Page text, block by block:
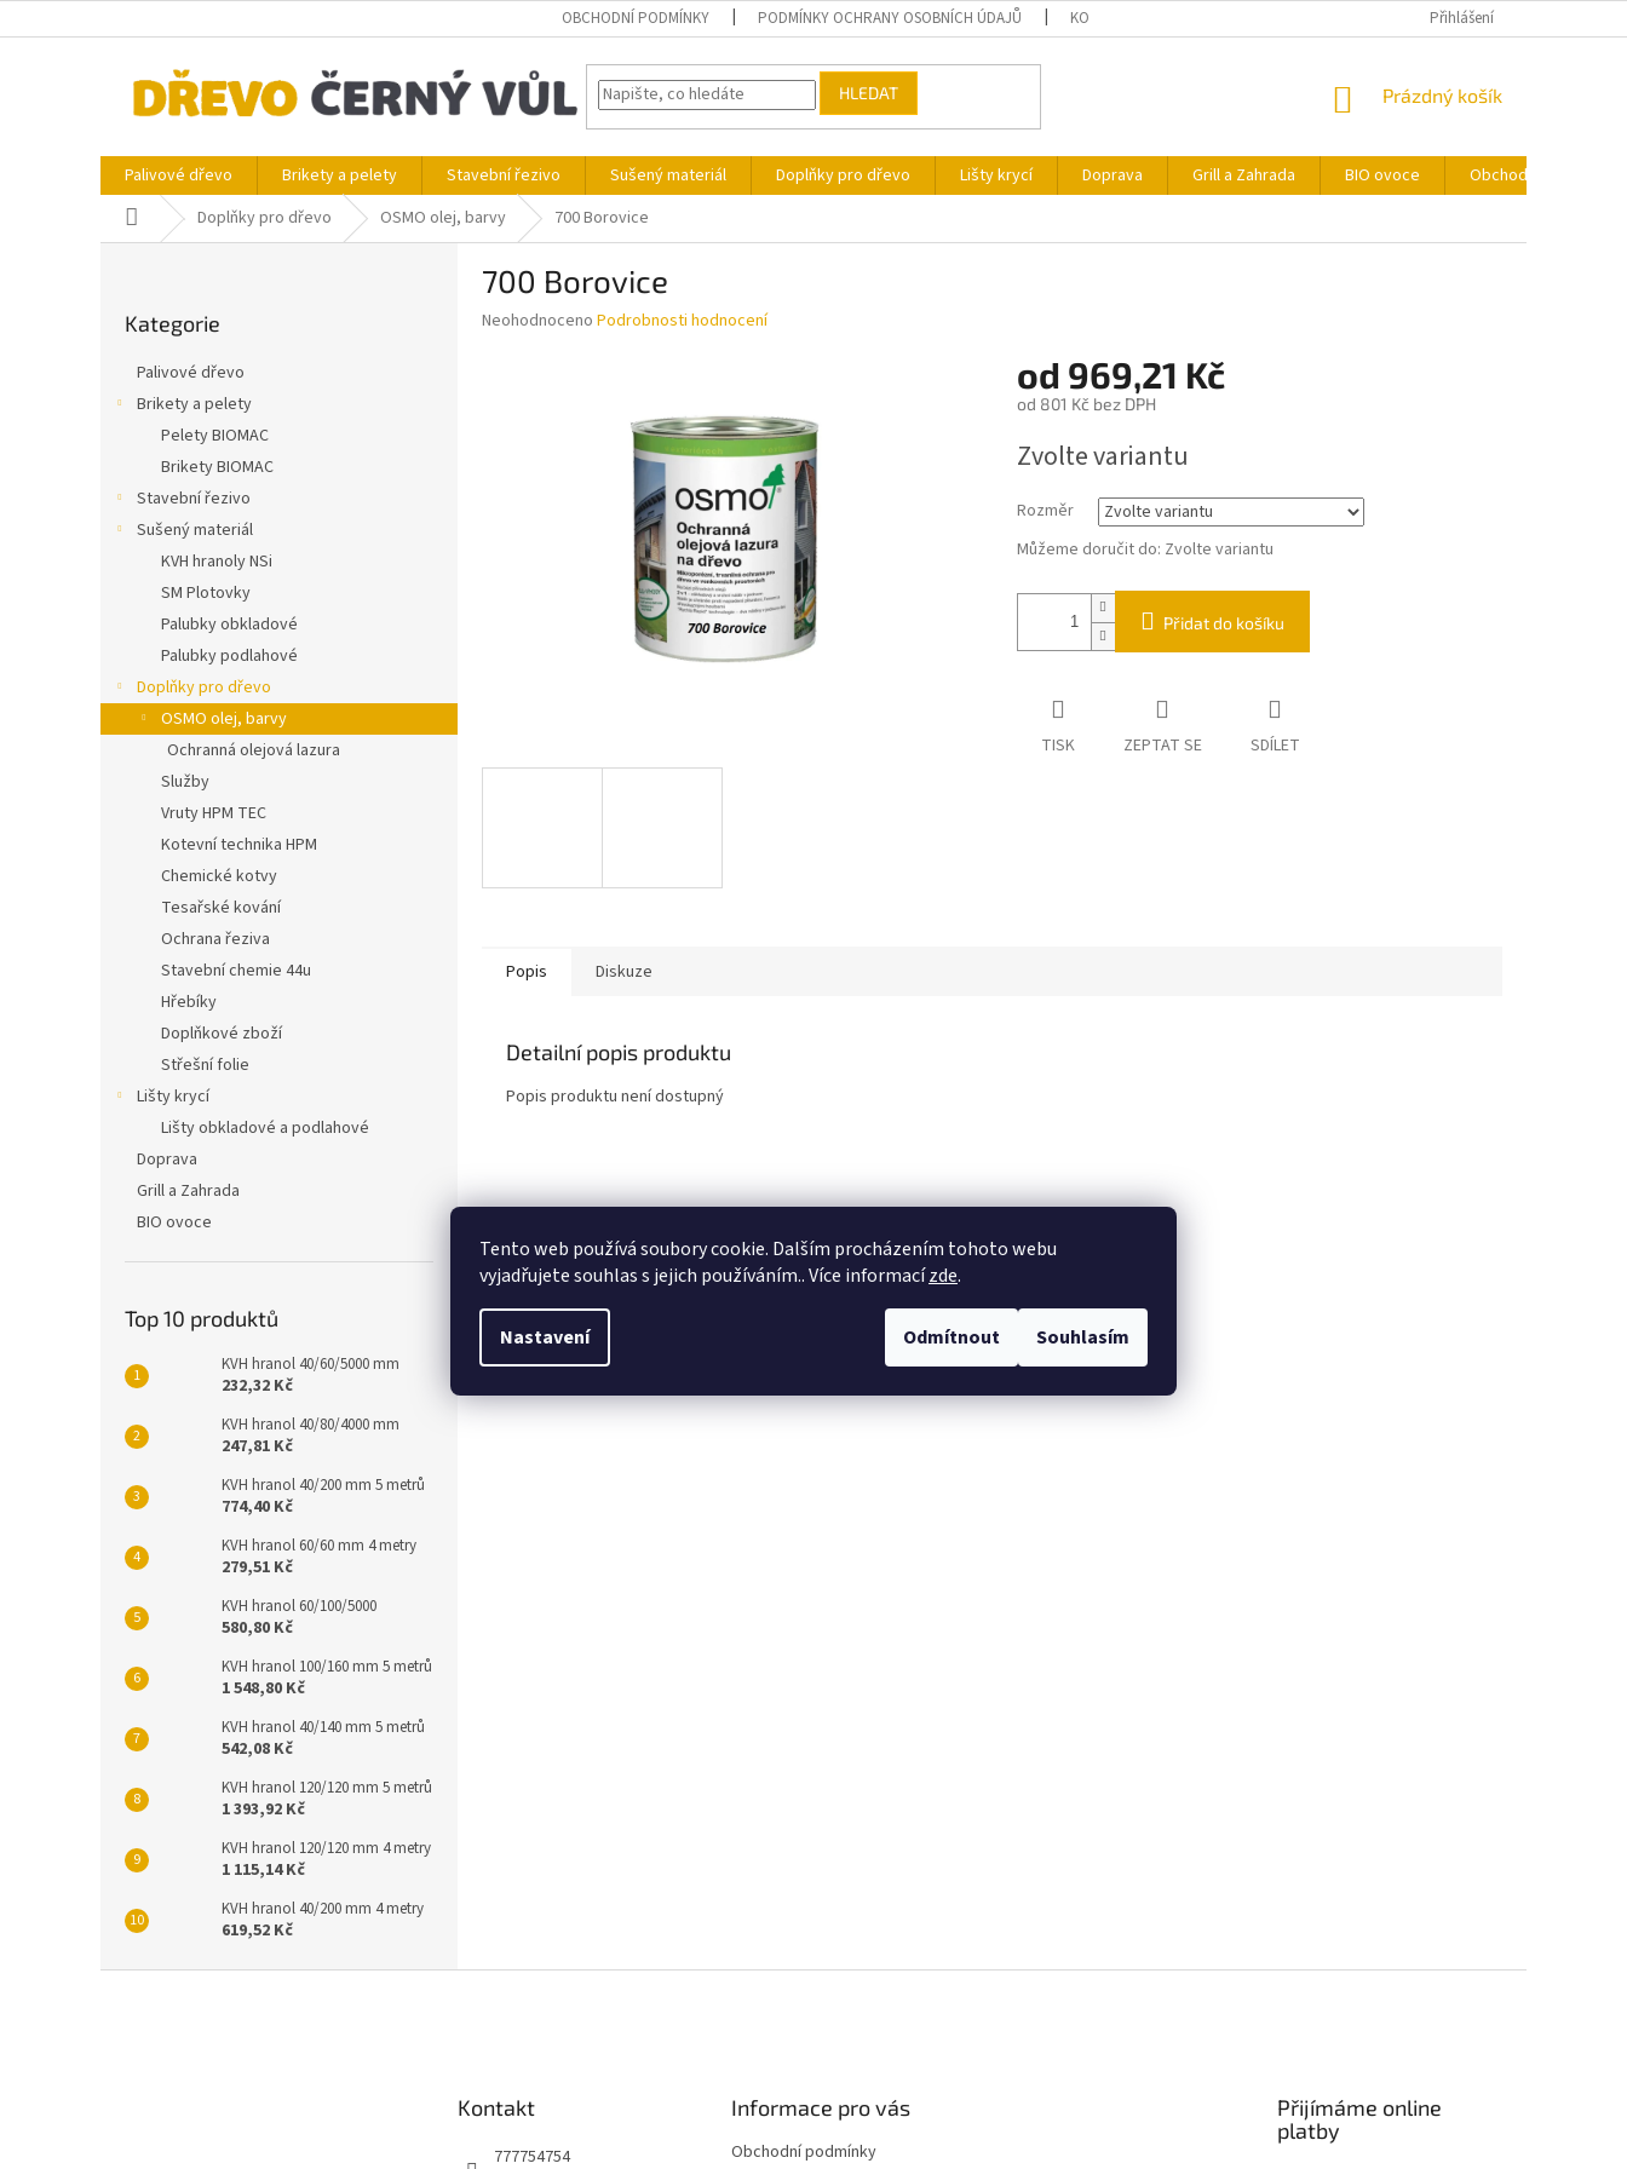
Tento web používá soubory cookie. Dalším procházením tohoto webu
vyjadřujete souhlas s jejich používáním.. Více informacízde.
Nastavení Odmítnout Souhlasím
na
OBCHODNÍ PODMÍNKY PODMÍNKY OCHRANY OSOBNÍCH ÚDAJŮ KONTAKTY FORMULÁŘ PRO ODSTOUPENÍ OD SMLOUVY
Přihlášení
HLEDAT
NÁKUPNÍ
Prázdný košík
Palivové dřevo Brikety a pelety Stavební řezivo Sušený materiál Doplňky pro dřevo Lišty krycí Doprava Grill a Zahrada BIO ovoce
Obchodní podmínky
Domů Doplňky pro dřevo OSMO olej, barvy 700 Borovice
kategorie
Kategorie
Palivové dřevo
Brikety a pelety
Pelety BIOMAC
Brikety BIOMAC
Stavební řezivo
Sušený materiál
KVH hranoly NSi
SM Plotovky
Palubky obkladové
Palubky podlahové
Doplňky pro dřevo
OSMO olej, barvy
Ochranná olejová lazura
Služby
Vruty HPM TEC
Kotevní technika HPM
Chemické kotvy
Tesařské kování
Ochrana řeziva
Stavební chemie 44u
Hřebíky
Doplňkové zboží
Střešní folie
Lišty krycí
Lišty obkladové a podlahové
Doprava
Grill a Zahrada
BIO ovoce
Top 10 produktů
KVH hranol 40/60/5000 mm
232,32 Kč
KVH hranol 40/80/4000 mm
247,81 Kč
KVH hranol 40/200 mm 5 metrů
774,40 Kč
KVH hranol 60/60 mm 4 metry
279,51 Kč
KVH hranol 60/100/5000
580,80 Kč
KVH hranol 100/160 mm 5 metrů
1 548,80 Kč
KVH hranol 40/140 mm 5 metrů
542,08 Kč
KVH hranol 120/120 mm 5 metrů
1 393,92 Kč
KVH hranol 120/120 mm 4 metry
1 115,14 Kč
KVH hranol 40/200 mm 4 metry
619,52 Kč
700 Borovice
Průměrné
Neohodnoceno Podrobnosti hodnocení
od 969,21 Kč
od 801 Kčbez DPH
cena:
Zvolte variantu
Rozměr
Můžeme doručit do: Zvolte variantu
Přidat do košíku
TISK ZEPTAT SE SDÍLET
Popis Diskuze
Detailní popis produktu
Popis produktu není dostupný
Kontakt
777754754
Informace pro vás
Obchodní podmínky
Přijímáme online
platby